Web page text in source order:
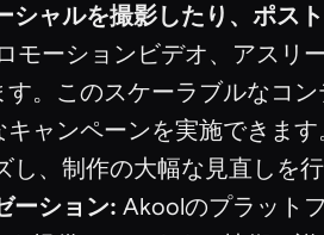
シャルを撮影したり、ポス
モーションビデオ、アス
。このスケーラブルなコ
ャンペーンを実施できま
、制作の大幅な見直しを
ーション: Akoolのプラット